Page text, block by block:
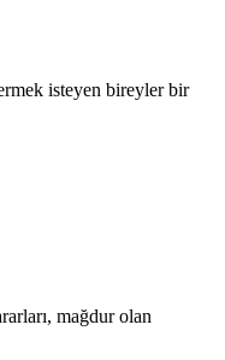
isteyen bireyler bir
mağdur olan